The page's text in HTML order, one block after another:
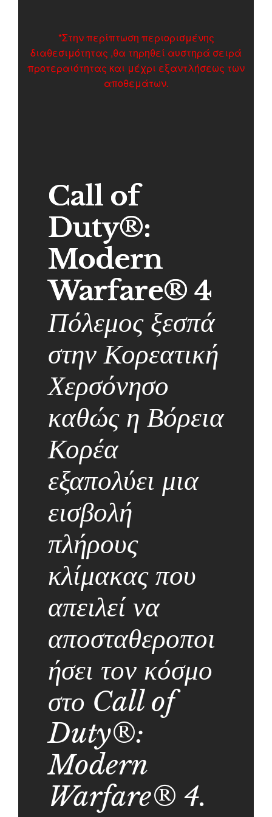
*Στην περίπτωση περιορισμένης
διαθεσιμότητας ,θα τηρηθεί αυστηρά σειρά
προτεραιότητας και μέχρι εξαντλήσεως των
αποθεμάτων.
Call of
Duty®:
Modern
Warfare® 4
Πόλεμος ξεσπά
στην Κορεατική
Χερσόνησο
καθώς η Βόρεια
Κορέα
εξαπολύει μια
εισβολή
πλήρους
κλίμακας που
απειλεί να
αποσταθεροποι
ήσει τον κόσμο
στο Call of
Duty®:
Modern
Warfare® 4.